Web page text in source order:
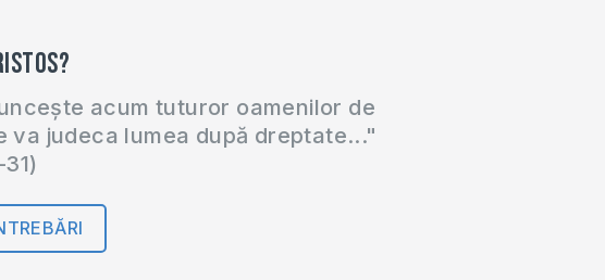
acum tuturor oamenilor de
va judeca lumea după dreptate..."